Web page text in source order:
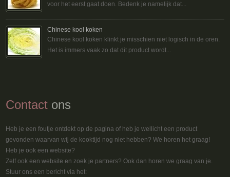
voor het eerst gaat doen. Bedenk je namelijk dat...
Chinese kool koken
Chinese kool koken klinkt je misschien niet logisch in de oren.
Het is immers vaak zo dat dit product wordt...
Contact ons
Heb je een foutje ontdekt op de pagina of heb je wellicht een product
gevonden waarvan wij de kooktijd nog niet hebben? We horen het graag!
Heb je ook een website?
Zelf ook een website en zoek je partners? Ook dan horen we graag van je.
Stuur ons een bericht via het: